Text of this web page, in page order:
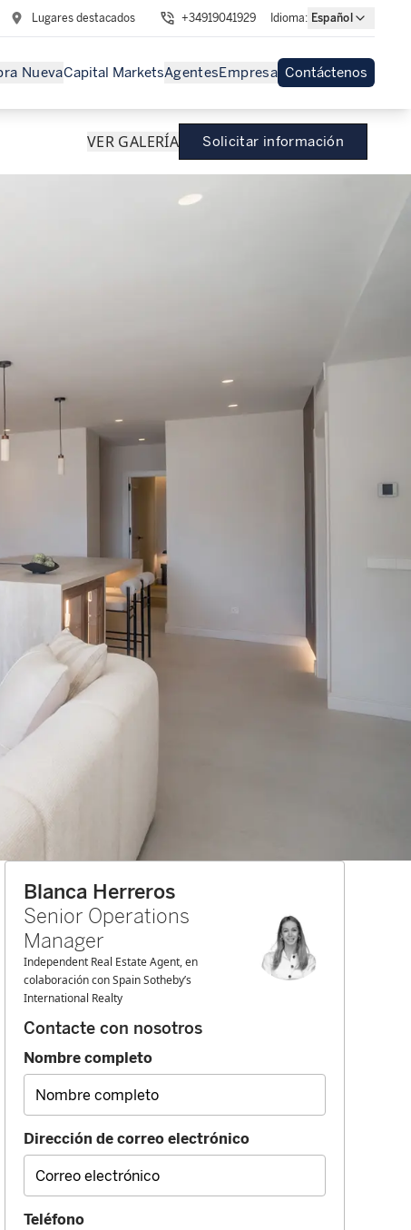
Lugares destacados +34919041929 Idioma: Español
NuevaCapital MarketsAgentesEmpresa Contáctenos
VER GALERÍA Solicitar información
Blanca Herreros
Senior Operations
Manager
Independent Real Estate Agent, en
colaboración con Spain Sotheby’s
International Realty
Contacte con nosotros
Nombre completo
Dirección de correo electrónico
Teléfono